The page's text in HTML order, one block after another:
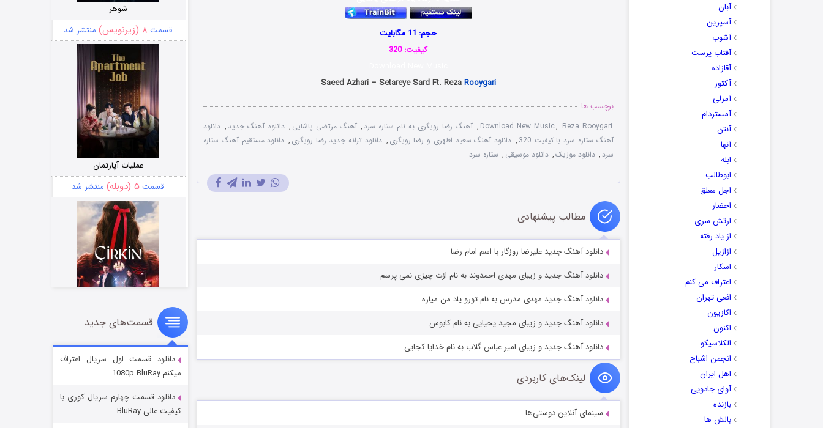
آبان
آسپرین
آشوب
آفتاب پرست
آقازاده
آکتور
آمرلی
آمستردام
آنتن
آنها
ابله
ابوطالب
اجل معلق
احضار
ارتش سری
از یاد رفته
ازازیل
اسکار
اعتراف می کنم
افعی تهران
اکازیون
اکنون
الکلاسیکو
انجمن اشباح
اهل ایران
آوای جادویی
بازنده
بالش ها
حجم: 11 مگابایت
کیفیت: 320
Saeed Azhari – Setareye Sard Ft. RezaRooygari
برچسب ها
Download New Music, Reza Rooygari
, آهنگ رضا رویگری به نام ستاره سرد , آهنگ مرتضی پاشایی , دانلود آهنگ جدید , دانلود
آهنگ ستاره سرد با کیفیت 320
, دانلود آهنگ سعید اظهری و رضا رویگری , دانلود ترانه جدید رضا رویگری , دانلود مستقیم آهنگ ستاره
سرد , دانلود موزیک, دانلود موسیقی , ستاره سرد
مطالب پیشنهادی
دانلود آهنگ جدید علیرضا روزگار با اسم امام رضا
دانلود آهنگ جدید و زیبای مهدی احمدوند به نام ازت چیزی نمی پرسم
دانلود آهنگ جدید مهدی مدرس به نام تورو یاد من میاره
دانلود آهنگ جدید و زیبای مجید یحیایی به نام کابوس
دانلود آهنگ جدید و زیبای امیر عباس گلاب به نام خدایا کجایی
لینک‌های کاربردی
سینمای آنلاین دوستی‌ها
شوهر
قسمت ۸ (زیرنویس) منتشر شد
عملیات آپارتمان
قسمت ۵ (دوبله) منتشر شد
سریال زشت
قسمت۲ (زیرنویس) منتشر شد
قسمت‌های جدید
دانلود قسمت اول سریال اعتراف
میکنم 1080p BluRay
دانلود قسمت چهارم سریال کوری با
کیفیت عالی BluRay